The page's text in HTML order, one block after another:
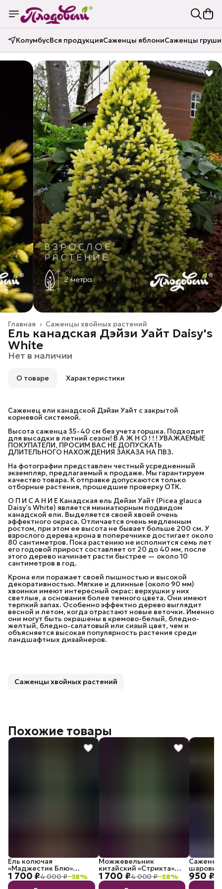
КолумбусВся продукцияСаженцы яблониСаженцы груши
Саженцы хвойных растений
Главная ›
Ель канадская Дэйзи Уайт Daisy's
White
Нет в наличии
О товаре Характеристики
Саженец ели канадской Дэйзи Уайт с закрытой
корневой системой.
Высота саженца 35-40 см без учета горшка. Подходит
для высадки в летний сезон! В А Ж Н О ! ! ! УВАЖАЕМЫЕ
ПОКУПАТЕЛИ, ПРОСИМ ВАС НЕ ДОПУСКАТЬ
ДЛИТЕЛЬНОГО НАХОЖДЕНИЯ ЗАКАЗА НА ПВЗ.
На фотографии представлен честный усредненный
экземпляр, предлагаемый к продаже. Мы гарантируем
качество товара. К отправке допускаются только
отборные растения, прошедшие проверку ОТК.
О П И С А Н И Е Канадская ель Дейзи Уайт (Picea glauca
Daisy’s White) является миниатюрным подвидом
канадской ели. Выделяется своей хвоей очень
эффектного окраса. Отличается очень медленным
ростом, при этом ее высота не бывает больше 200 см. У
взрослого дерева крона в поперечнике достигает около
80 сантиметров. Пока растению не исполнится семь лет
его годовой прирост составляет от 20 до 40 мм, после
этого дерево начинает расти быстрее — около 10
сантиметров в год.
Крона ели поражает своей пышностью и высокой
декоративностью. Мягкие и длинные (около 90 мм)
хвоинки имеют интересный окрас: верхушки у них
светлые, а основания более темного цвета. Они имеют
терпкий запах. Особенно эффектно дерево выглядит
весной и летом, когда отрастают новые веточки. Именно
они могут быть окрашены в кремово-белый, бледно-
желтый, бледно-салатовый или сизый цвет, чем и
объясняется высокая популярность растения среди
ландшафтных дизайнеров.
Саженцы хвойных растений
Похожие товары
1 700 ₽4 000 ₽−58%
Ель колючая
«Маджестик Блю»
саженец С3
1 700 ₽4 000 ₽−58%
Можжевельник
китайский «Стрикта»
Экстра С3
950 ₽
Саженец
Danica